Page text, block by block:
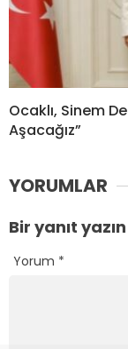
Ocaklı, Sinem
Aşacağız”
YORUMLAR
Bir yanıt yazın
Yorum *